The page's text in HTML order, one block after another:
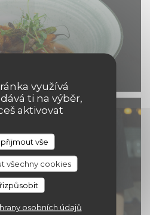
využívá
ti na výběr,
aktivovat
přijmout vše
všechny cookies
osobních údajů